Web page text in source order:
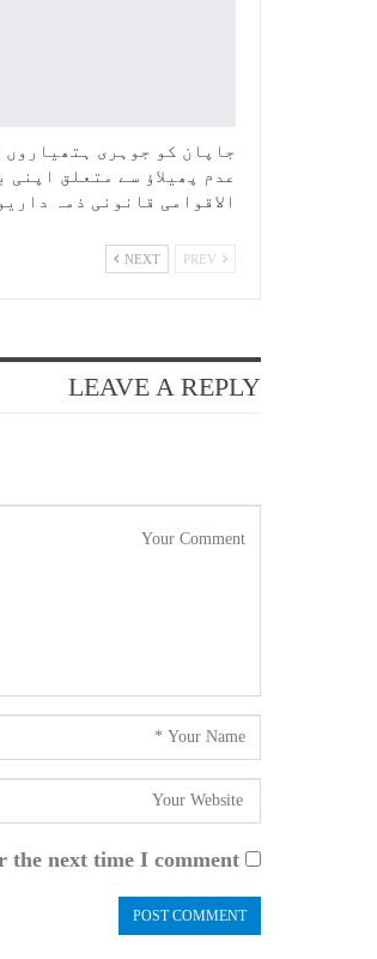
جاپان کو جوہری ہتھیاروں
عدم پھیلاؤ سے متعلق اپنی
الاقوامی قانونی ذمہ
NEXT
LEAVE A REPLY
the next time I comment.